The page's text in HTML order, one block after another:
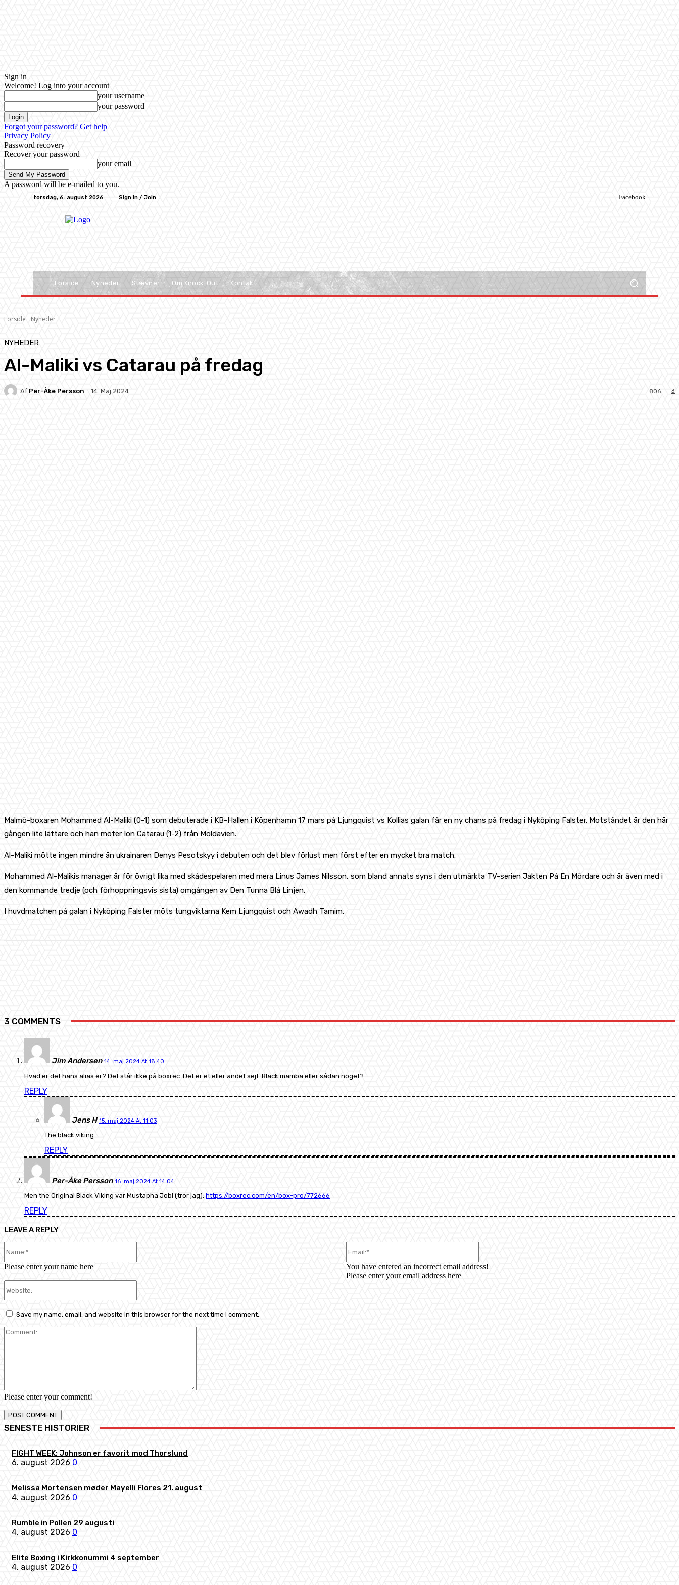
Sign in
Welcome! Log into your account
your username
your password
Forgot your password? Get help
Privacy Policy
Password recovery
Recover your password
your email
A password will be e-mailed to you.
torsdag, 6. august 2026 Sign in / Join Facebook
Forside Nyheder Stævner Om Knock-Out Kontakt
Forside Nyheder
NYHEDER
Al-Maliki vs Catarau på fredag
Af Per-Åke Persson 14. Maj 2024 3
806
Malmö-boxaren Mohammed Al-Maliki (0-1) som debuterade i KB-Hallen i Köpenhamn 17 mars på Ljungquist vs Kollias galan får en ny chans på fredag i Nyköping Falster. Motståndet är den här
gången lite lättare och han möter Ion Catarau (1-2) från Moldavien.
Al-Maliki mötte ingen mindre än ukrainaren Denys Pesotskyy i debuten och det blev förlust men först efter en mycket bra match.
Mohammed Al-Malikis manager är för övrigt lika med skådespelaren med mera Linus James Nilsson, som bland annats syns i den utmärkta TV-serien Jakten På En Mördare och är även med i
den kommande tredje (och förhoppningsvis sista) omgången av Den Tunna Blå Linjen.
I huvdmatchen på galan i Nyköping Falster möts tungviktarna Kem Ljungquist och Awadh Tamim.
3 COMMENTS
Jim Andersen 14. maj 2024 At 18:40
Hvad er det hans alias er? Det står ikke på boxrec. Det er et eller andet sejt. Black mamba eller sådan noget?
REPLY
Jens H 15. maj 2024 At 11:03
The black viking
REPLY
Per-Åke Persson 16. maj 2024 At 14:04
Men the Original Black Viking var Mustapha Jobi (tror jag): https://boxrec.com/en/box-pro/772666
REPLY
LEAVE A REPLY
Please enter your comment!
Please enter your name here
You have entered an incorrect email address!
Please enter your email address here
Save my name, email, and website in this browser for the next time I comment.
SENESTE HISTORIER
FIGHT WEEK: Johnson er favorit mod Thorslund
6. august 2026 0
Melissa Mortensen møder Mayelli Flores 21. august
4. august 2026 0
Rumble in Pollen 29 augusti
4. august 2026 0
Elite Boxing i Kirkkonummi 4 september
4. august 2026 0